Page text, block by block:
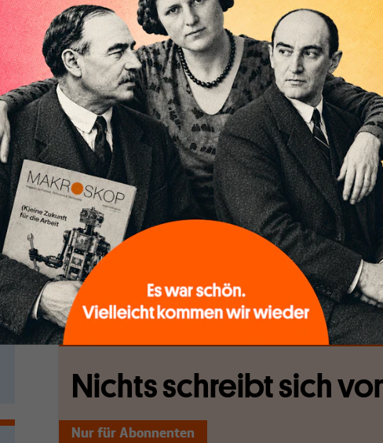
waren es mehrmonatige Forschungsaufenthalte in den
waren im letzten Fall entweder Kollegen, die selbst
anderswo unterwegs waren oder manchmal die
Kooperationspartner auf Zeit wie mich eingerichtete
Auch bei den Ferienunterkünften handelte es sich
untervermietete Sommerhäuser im langjährigen Besitz
lagen in entlegeneren Gebieten, wo von privat versucht
bescheidenen Tourismus dort mit zu verdienen. Ein
mit anderen Wohnungssuchenden vor Ort in eine
treten, hatte ich deshalb nie dabei. Aber was zurzeit in
Wohnungen geschieht, hat eine ganz andere
Ballungsgebieten Miethaie in größerem Ausmaß den
Wohnungsmarkt.
[...]
Nichts schreibt sich
Nur für Abonnenten